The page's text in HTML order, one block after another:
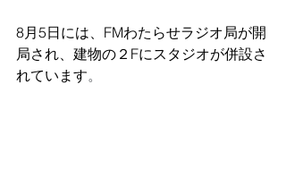
8月5日には、 FMわたらせラジオ局が開
局され、建物の２Fにスタジオが併設さ
れています。